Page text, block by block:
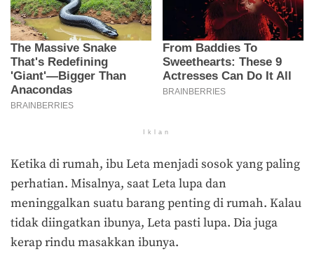
Iklan
Ketika di rumah, ibu Leta menjadi sosok yang paling
perhatian. Misalnya, saat Leta lupa dan
meninggalkan suatu barang penting di rumah. Kalau
tidak diingatkan ibunya, Leta pasti lupa. Dia juga
kerap rindu masakkan ibunya.